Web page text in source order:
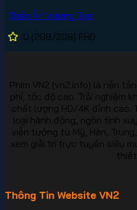
Thần Ấn Vương Tọa
0 (208/208) FHD
Phim VN2 (vn2.info) là nền
phí, tốc độ cao. Trải nghiệm
chất lượng HD/4K đỉnh cao.
loại hành động, ngôn tình
viễn tưởng từ Mỹ, Hàn,
xem giải trí trực tuyến siêu
Thông Tin Website VN2